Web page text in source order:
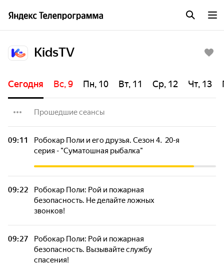
KidsTV
Сегодня Вс, 9 Пн, 10 Вт, 11 Ср, 12 Чт, 13
Прошедшие сеансы
ЧиЧи ПингПинг. Спасаем Бумажную страну.
Часть 2-я
ЧиЧи ПингПинг. Музыка радуги. Часть 1-я
ЧиЧи ПингПинг. Музыка радуги. Часть 2-я
ЧиЧи ПингПинг. Сезон 3. Чемпионат по
путешествиям и исследованиям! Начало
Золотого уровня (Часть 1-я)
09:11
Робокар Поли и его друзья. Сезон 4. 20-я
серия - "Суматошная рыбалка"
09:22
Робокар Поли: Рой и пожарная
безопасность. Не делайте ложных
звонков!
09:27
Робокар Поли: Рой и пожарная
безопасность. Вызывайте службу
спасения!